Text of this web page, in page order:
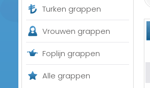
Turken grappen
Vrouwen grappen
Foplijn grappen
Alle grappen